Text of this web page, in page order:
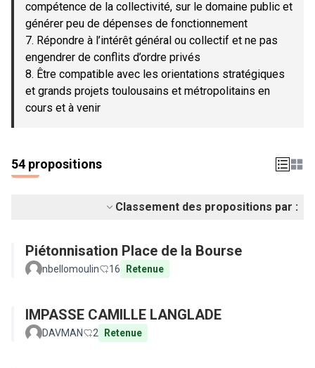
compétence de la collectivité, sur le domaine public et
générer peu de dépenses de fonctionnement
7. Répondre à l’intérêt général ou collectif et ne pas
engendrer de conflits d’ordre privés
8. Être compatible avec les orientations stratégiques
et grands projets toulousains et métropolitains en
cours et à venir
54 propositions
Classement des propositions par :
Piétonnisation Place de la Bourse
nbellomoulin 16 Retenue
IMPASSE CAMILLE LANGLADE
DAVMAN 2 Retenue